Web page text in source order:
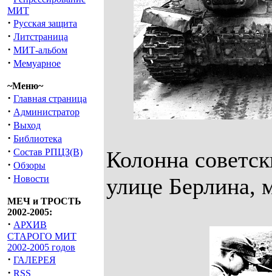
МИТ
· Русская защита
· Литстраница
· МИТ-альбом
· Мемуарное
~Меню~
· Главная страница
· Администратор
· Выход
· Библиотека
· Состав РПЦЗ(В)
· Обзоры
· Новости
МЕЧ и ТРОСТЬ
2002-2005:
· АРХИВ
СТАРОГО МИТ
2002-2005 годов
· ГАЛЕРЕЯ
· RSS
Колонна
улице Берлина,